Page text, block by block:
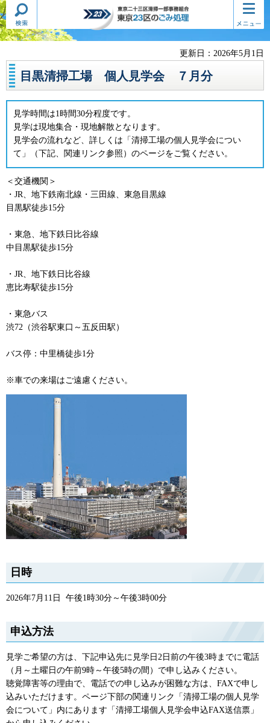
東京二十三区清掃一部事務組合
東京23区のごみ処理
検索・
共通メ
ニュー
コンテ
ンツメ
ニュー
更新日：2026年5月1日
目黒清掃工場 個人見学会 ７月分
見学時間は1時間30分程度です。
見学は現地集合・現地解散となります。
見学会の流れなど、詳しくは「清掃工場の個人見学会につい
て」（下記、関連リンク参照）のページをご覧ください。
＜交通機関＞
・JR、地下鉄南北線・三田線、東急目黒線
目黒駅徒歩15分
・東急、地下鉄日比谷線
中目黒駅徒歩15分
・JR、地下鉄日比谷線
恵比寿駅徒歩15分
・東急バス
渋72（渋谷駅東口～五反田駅）
バス停：中里橋徒歩1分
※車での来場はご遠慮ください。
日時
2026年7月11日 午後1時30分～午後3時00分
申込方法
見学ご希望の方は、下記申込先に見学日2日前の午後3時までに電話
（月～土曜日の午前9時～午後5時の間）で申し込みください。
聴覚障害等の理由で、電話での申し込みが困難な方は、FAXで申し
込みいただけます。ページ下部の関連リンク「清掃工場の個人見学
会について」内にあります「清掃工場個人見学会申込FAX送信票」